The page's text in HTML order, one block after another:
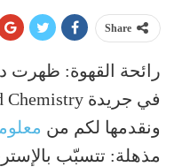
Share
رائحة القهوة: ظهرت
ونقدمها لكم من
مذهلة: تتسبّب